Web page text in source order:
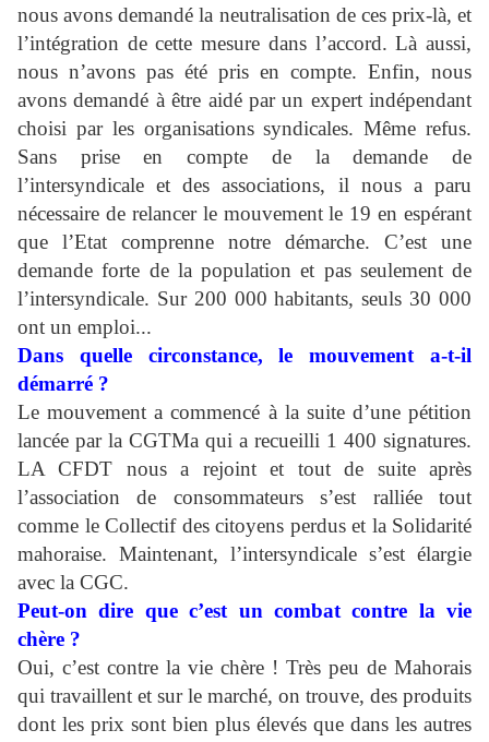
nous avons demandé la neutralisation de ces prix-là, et
l’intégration de cette mesure dans l’accord. Là aussi,
nous n’avons pas été pris en compte. Enfin, nous
avons demandé à être aidé par un expert indépendant
choisi par les organisations syndicales. Même refus.
Sans prise en compte de la demande de
l’intersyndicale et des associations, il nous a paru
nécessaire de relancer le mouvement le 19 en espérant
que l’Etat comprenne notre démarche. C’est une
demande forte de la population et pas seulement de
l’intersyndicale. Sur 200 000 habitants, seuls 30 000
ont un emploi...
Dans quelle circonstance, le mouvement a-t-il
démarré ?
Le mouvement a commencé à la suite d’une pétition
lancée par la CGTMa qui a recueilli 1 400 signatures.
LA CFDT nous a rejoint et tout de suite après
l’association de consommateurs s’est ralliée tout
comme le Collectif des citoyens perdus et la Solidarité
mahoraise. Maintenant, l’intersyndicale s’est élargie
avec la CGC.
Peut-on dire que c’est un combat contre la vie
chère ?
Oui, c’est contre la vie chère ! Très peu de Mahorais
qui travaillent et sur le marché, on trouve, des produits
dont les prix sont bien plus élevés que dans les autres